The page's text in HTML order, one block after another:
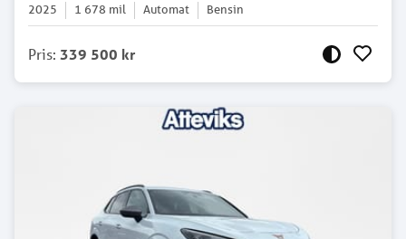
2025 1 678 mil Automat Bensin
Pris: 339 500 kr